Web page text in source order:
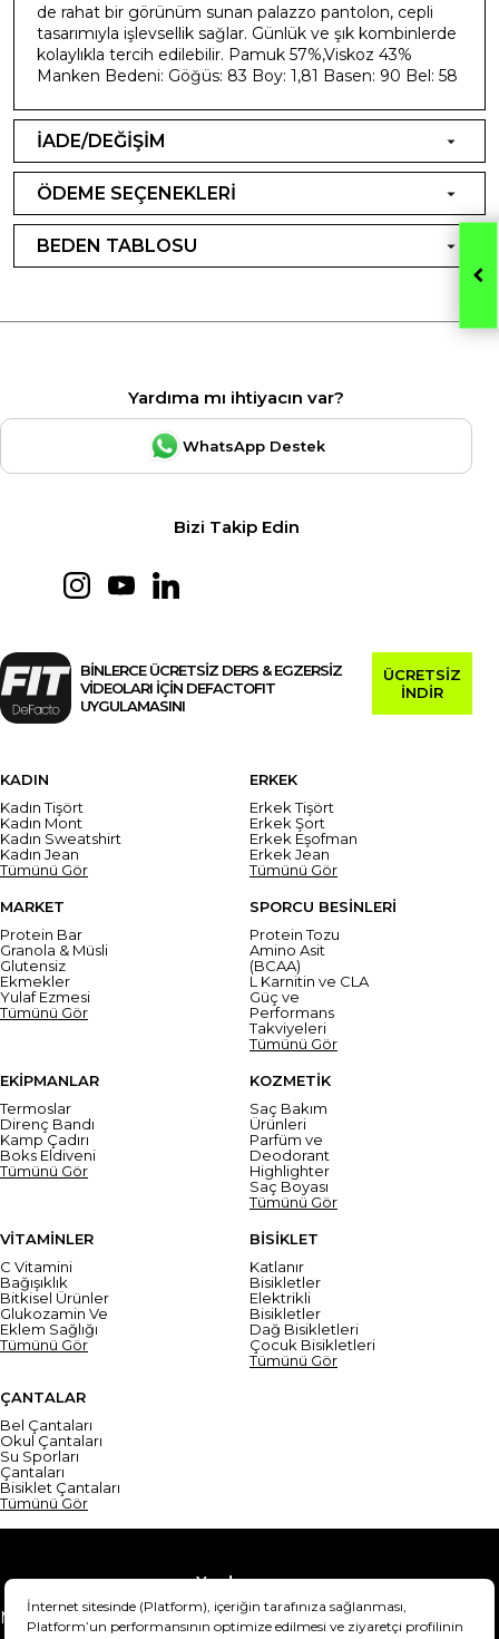
de rahat bir görünüm sunan palazzo pantolon, cepli
tasarımıyla işlevsellik sağlar. Günlük ve şık kombinlerde
kolaylıkla tercih edilebilir. Pamuk 57%,Viskoz 43%
Manken Bedeni: Göğüs: 83 Boy: 1,81 Basen: 90 Bel: 58
İADE/DEĞİŞİM
ÖDEME SEÇENEKLERİ
BEDEN TABLOSU
Yardıma mı ihtiyacın var?
WhatsApp Destek
Bizi Takip Edin
BİNLERCE ÜCRETSİZ DERS & EGZERSİZ
VİDEOLARI İÇİN DEFACTOFIT
UYGULAMASINI
ÜCRETSİZ
İNDİR
KADIN
Kadın Tişört
Kadın Mont
Kadın Sweatshirt
Kadın Jean
Tümünü Gör
ERKEK
Erkek Tişört
Erkek Şort
Erkek Eşofman
Erkek Jean
Tümünü Gör
MARKET
Protein Bar
Granola & Müsli
Glutensiz
Ekmekler
Yulaf Ezmesi
Tümünü Gör
SPORCU BESİNLERİ
Protein Tozu
Amino Asit
(BCAA)
L Karnitin ve CLA
Güç ve
Performans
Takviyeleri
Tümünü Gör
EKİPMANLAR
Termoslar
Direnç Bandı
Kamp Çadırı
Boks Eldiveni
Tümünü Gör
KOZMETİK
Saç Bakım
Ürünleri
Parfüm ve
Deodorant
Highlighter
Saç Boyası
Tümünü Gör
VİTAMİNLER
C Vitamini
Bağışıklık
Bitkisel Ürünler
Glukozamin Ve
Eklem Sağlığı
Tümünü Gör
BİSİKLET
Katlanır
Bisikletler
Elektrikli
Bisikletler
Dağ Bisikletleri
Çocuk Bisikletleri
Tümünü Gör
ÇANTALAR
Bel Çantaları
Okul Çantaları
Su Sporları
Çantaları
Bisiklet Çantaları
Tümünü Gör
Yardım
Mesafeli Satış Sözleşmesi
Teslimat Bilgisi